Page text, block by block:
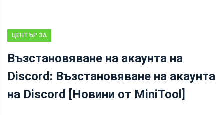
ЦЕНТЪР ЗА
MINITOOL
Възстановяване на акаунта на
Discord: Възстановяване на акаунта
на Discord [Новини от MiniTool]